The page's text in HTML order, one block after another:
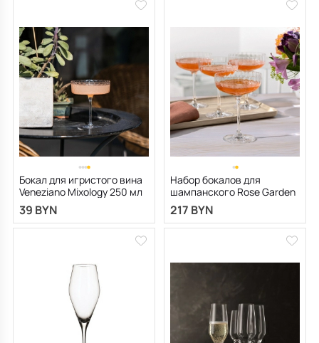
Бокал для игристого вина
Veneziano Mixology 250 мл
39 BYN
Набор бокалов для
шампанского Rose Garden
120 мл, 4 шт
217 BYN